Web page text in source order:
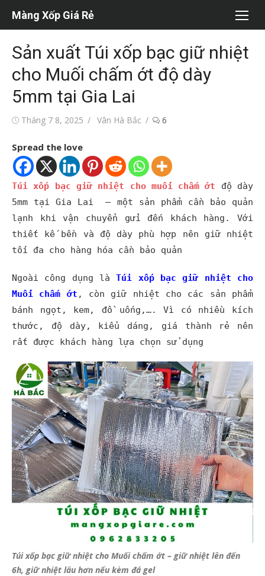
dung
Màng Xốp Giá Rẻ
Sản xuất Túi xốp bạc giữ nhiệt
cho Muối chấm ớt độ dày
5mm tại Gia Lai
ĐăngTháng 7 8, 2025
Tác
Vân Hà Bắc 6
Spread the love
Túi xốp bạc giữ nhiệt cho muối chấm ớt độ dày
5mm tại Gia Lai – một sản phẩm cần bảo quản
lạnh khi vận chuyển gửi đến khách hàng. Với
thiết kế bền và độ dày phù hợp nên giữ nhiệt
tối đa cho hàng hóa cần bảo quản
Ngoài công dụng làTúi xốp bạc giữ nhiệt cho
Muối chấm ớt , còn giữ nhiệt cho các sản phẩm
bánh ngọt, kem, đồ uống,…. Vì có nhiều kích
thước, độ dày, kiểu dáng, giá thành rẻ nên
rất được khách hàng lựa chọn sử dụng
Túi xốp bạc giữ nhiệt cho Muối chấm ớt – giữ nhiệt lên đến
6h, giữ nhiệt lâu hơn nếu kèm đá gel